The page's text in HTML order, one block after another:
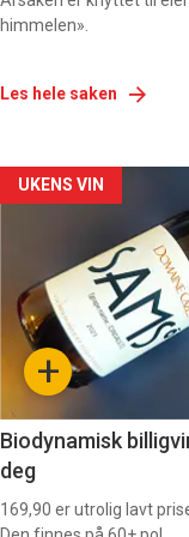
himmelen».
Les hele saken
Forsiden
akkurat
nå
-
+
UKENS VIN
Biodynamisk
deg
169,90 er utrolig lavt